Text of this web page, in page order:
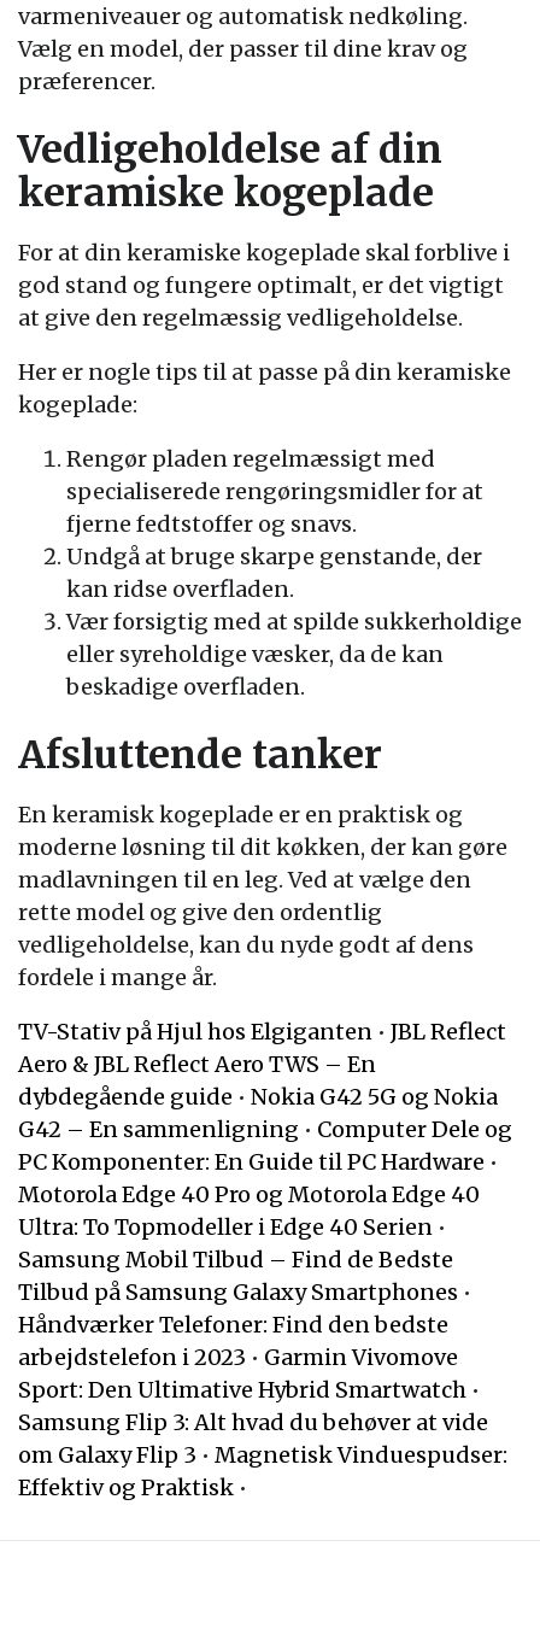
varmeniveauer og automatisk nedkøling.
Vælg en model, der passer til dine krav og
præferencer.
Vedligeholdelse af din
keramiske kogeplade
For at din keramiske kogeplade skal forblive i
god stand og fungere optimalt, er det vigtigt
at give den regelmæssig vedligeholdelse.
Her er nogle tips til at passe på din keramiske
kogeplade:
Rengør pladen regelmæssigt med
specialiserede rengøringsmidler for at
fjerne fedtstoffer og snavs.
Undgå at bruge skarpe genstande, der
kan ridse overfladen.
Vær forsigtig med at spilde sukkerholdige
eller syreholdige væsker, da de kan
beskadige overfladen.
Afsluttende tanker
En keramisk kogeplade er en praktisk og
moderne løsning til dit køkken, der kan gøre
madlavningen til en leg. Ved at vælge den
rette model og give den ordentlig
vedligeholdelse, kan du nyde godt af dens
fordele i mange år.
TV-Stativ på Hjul hos Elgiganten • JBL Reflect
Aero & JBL Reflect Aero TWS – En
dybdegående guide • Nokia G42 5G og Nokia
G42 – En sammenligning • Computer Dele og
PC Komponenter: En Guide til PC Hardware •
Motorola Edge 40 Pro og Motorola Edge 40
Ultra: To Topmodeller i Edge 40 Serien •
Samsung Mobil Tilbud – Find de Bedste
Tilbud på Samsung Galaxy Smartphones •
Håndværker Telefoner: Find den bedste
arbejdstelefon i 2023 • Garmin Vivomove
Sport: Den Ultimative Hybrid Smartwatch •
Samsung Flip 3: Alt hvad du behøver at vide
om Galaxy Flip 3 • Magnetisk Vinduespudser:
Effektiv og Praktisk •